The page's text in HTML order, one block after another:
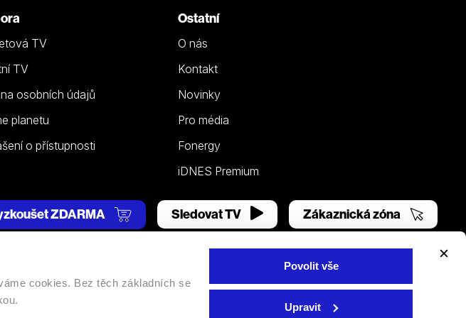
cookies. Bez těch základních se
Povolit vše
Upravit
TV
TV
osobních údajů
planetu
o přístupnosti
Ostatní
O nás
Kontakt
Novinky
Pro média
Fonergy
iDNES Premium
ZDARMA Sledovat TV Zákaznická zóna
cookies